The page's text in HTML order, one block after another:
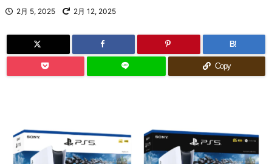
2月 5, 2025 2月 12, 2025
B!
Copy